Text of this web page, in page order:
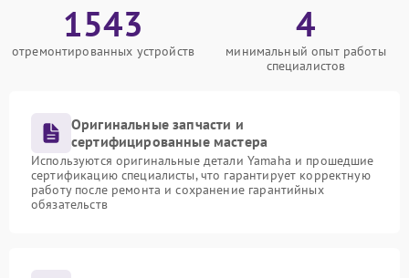
1543
отремонтированных устройств
4
минимальный опыт работы
специалистов
Оригинальные запчасти и
сертифицированные мастера
Используются оригинальные детали Yamaha и прошедшие
сертификацию специалисты, что гарантирует корректную
работу после ремонта и сохранение гарантийных
обязательств